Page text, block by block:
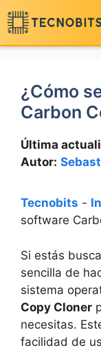
Saltar
al
contenido
¿Cómo
Carbon
Última
Autor:
Tecnobits -
software
‌Si estás
sencilla de
sistema
Copy Cloner
necesitas.⁣
facilidad de